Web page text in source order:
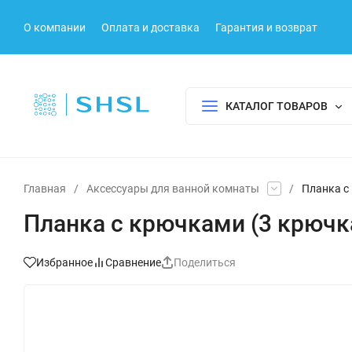
О компании Оплата и доставка Гарантия и возврат
КАТАЛОГ ТОВАРОВ
Главная / Аксессуары для ванной комнаты / Планка
Планка с крючками (3
Избранное Сравнение Поделиться